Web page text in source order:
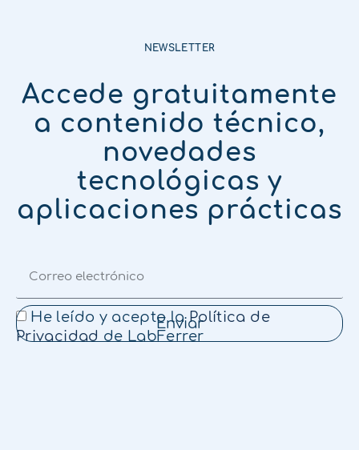
NEWSLETTER
Accede gratuitamente
a contenido técnico,
novedades
tecnológicas y
aplicaciones prácticas
He leído y acepto laPolítica de
Privacidad de LabFerrer
Enviar